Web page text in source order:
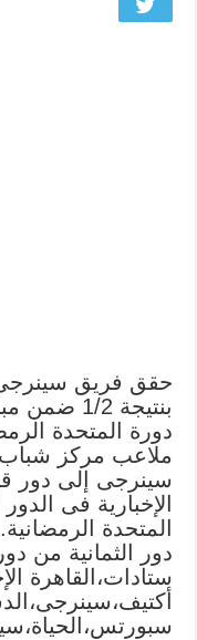
حقق فريق
بنتيجة 1/
دورة المتحدة
ملاعب مركز شباب
سينرجى إلى دور
الإخبارية فى
المتحدة
دور الثمانية من
ستادات،القاهرة